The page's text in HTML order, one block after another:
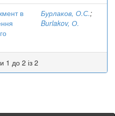
в
Бурлаков, О.С.;
Burlakov, О.
1 до 2 із 2